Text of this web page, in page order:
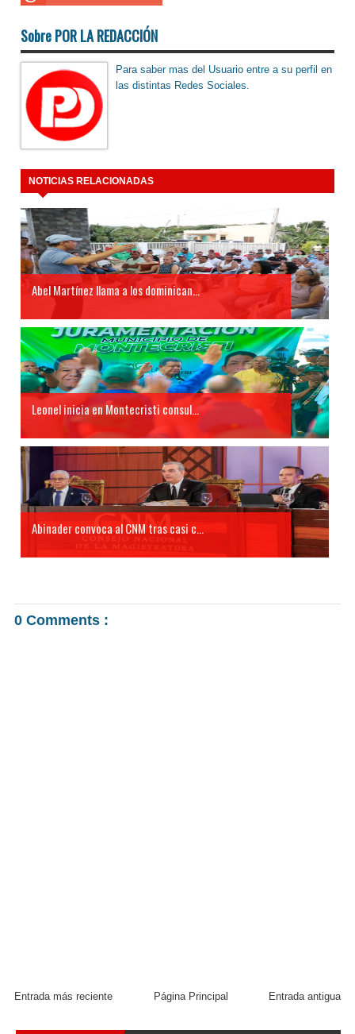
Sobre POR LA REDACCIÓN
Para saber mas del Usuario entre a su perfil en
las distintas Redes Sociales.
NOTICIAS RELACIONADAS
Abel Martínez llama a los dominican...
Leonel inicia en Montecristi consul...
Abinader convoca al CNM tras casi c...
0 Comments :
Entrada más reciente Entrada antigua
Página Principal